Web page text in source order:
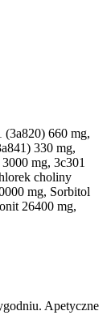
(3a820) 660 mg,
330 mg,
mg, 3c301
choliny
mg, Sorbitol
26400 mg,
Apetyczne